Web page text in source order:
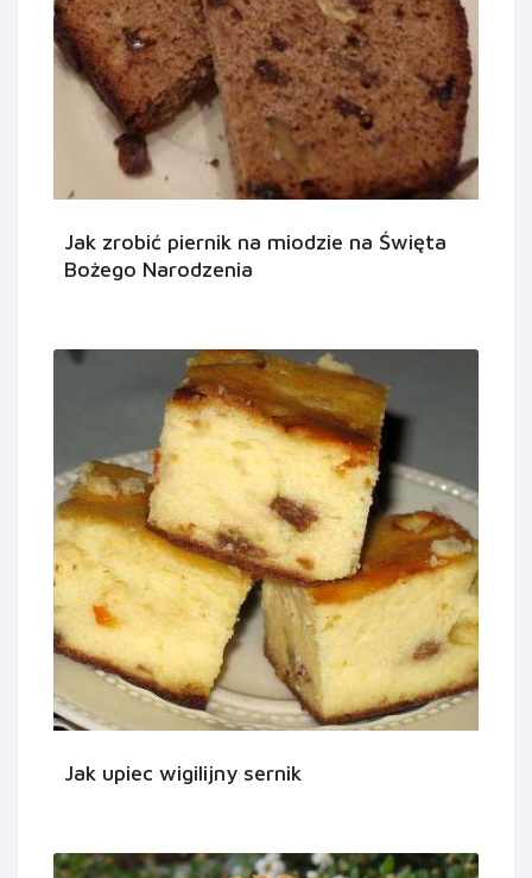
Jak zrobić piernik na miodzie na Święta
Bożego Narodzenia
Jak upiec wigilijny sernik